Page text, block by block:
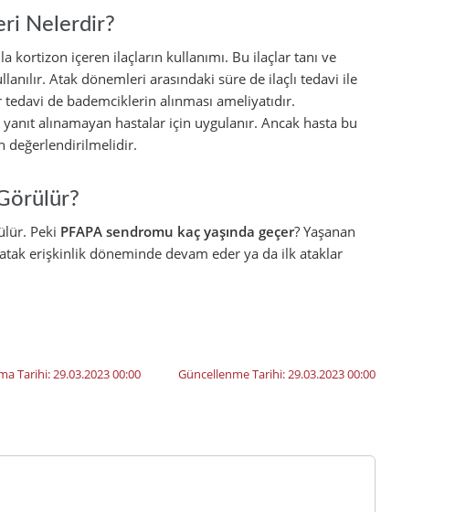
Nelerdir?
kortizon içeren ilaçların kullanımı. Bu ilaçlar tanı ve
Atak dönemleri arasındaki süre de ilaçlı tedavi ile
de bademciklerin alınması ameliyatıdır.
alınamayan hastalar için uygulanır. Ancak hasta bu
değerlendirilmelidir.
Peki PFAPA sendromu kaç yaşında geçer? Yaşanan
erişkinlik döneminde devam eder ya da ilk ataklar
Güncellenme Tarihi:29.03.2023 00:00
Tarihi:29.03.2023 00:00